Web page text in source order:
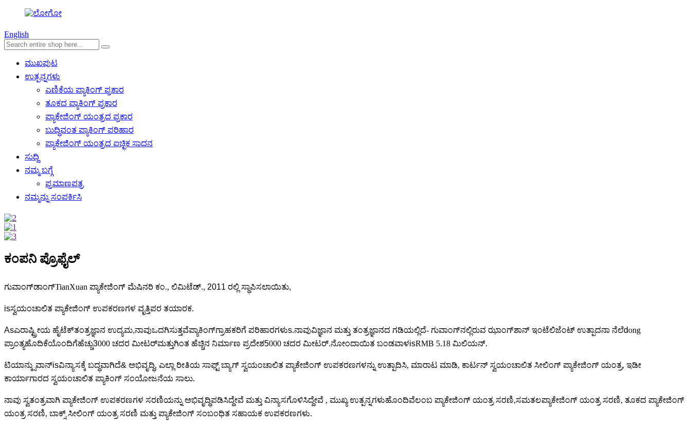
English
ಮುಖಪುಟ
ಉತ್ಪನ್ನಗಳು
ಎಣಿಕೆಯ ಪ್ಯಾಕಿಂಗ್ ಪ್ರಕಾರ
ತೂಕದ ಪ್ಯಾಕಿಂಗ್ ಪ್ರಕಾರ
ಪ್ಯಾಕೇಜಿಂಗ್ ಯಂತ್ರದ ಪ್ರಕಾರ
ಬುದ್ಧಿವಂತ ಪ್ಯಾಕಿಂಗ್ ಪರಿಹಾರ
ಪ್ಯಾಕೇಜಿಂಗ್ ಯಂತ್ರದ ಐಚ್ಛಿಕ ಸಾಧನ
ಸುದ್ದಿ
ನಮ್ಮ ಬಗ್ಗೆ
ಪ್ರಮಾಣಪತ್ರ
ನಮ್ಮನ್ನು ಸಂಪರ್ಕಿಸಿ
ಕಂಪನಿ ಪ್ರೊಫೈಲ್
ಗುವಾಂಗ್‌ಡಾಂಗ್TianXuan ಪ್ಯಾಕೇಜಿಂಗ್ ಮೆಷಿನರಿ ಕಂ., ಲಿಮಿಟೆಡ್., 2011 ರಲ್ಲಿ ಸ್ಥಾಪಿಸಲಾಯಿತು,
isಸ್ವಯಂಚಾಲಿತ ಪ್ಯಾಕೇಜಿಂಗ್ ಉಪಕರಣಗಳ ವೃತ್ತಿಪರ ತಯಾರಕ.
Asಎರಾಷ್ಟ್ರೀಯ ಹೈಟೆಕ್ತಂತ್ರಜ್ಞಾನ ಉದ್ಯಮ,ನಾವುಒದಗಿಸುತ್ತವೆಪ್ಯಾಕಿಂಗ್ಗ್ರಾಹಕರಿಗೆ ಪರಿಹಾರಗಳುs.ನಾವುವಿಜ್ಞಾನ ಮತ್ತು ತಂತ್ರಜ್ಞಾನದ ಗಡಿಯಲ್ಲಿದೆ- ಗುವಾಂಗ್‌ನಲ್ಲಿರುವ ಝಾಂಗ್‌ಶಾನ್ ಇಂಟೆಲಿಜೆಂಟ್ ಉತ್ಪಾದನಾ ನೆಲೆdong
ಪ್ರಾಂತ್ಯಹೊದಿಕೆಯೊಂದಿಗೆಹೆಚ್ಚು3000 ಚದರ ಮೀಟರ್ಮತ್ತುಗಿಂತ ಹೆಚ್ಚಿನ ನಿರ್ಮಾಣ ಪ್ರದೇಶ5000 ಚದರ ಮೀಟರ್.ನೋಂದಾಯಿತ ಬಂಡವಾಳisRMB 5.18 ಮಿಲಿಯನ್.
ಟಿಯಾನ್ಕ್ಸುವಾನ್isವಿನ್ಯಾಸಕ್ಕೆ ಬದ್ಧವಾಗಿದೆ& ಅಭಿವೃದ್ಧಿ, ಎಲ್ಲಾ ರೀತಿಯ ಸಾಫ್ಟ್ ಬ್ಯಾಗ್ ಸ್ವಯಂಚಾಲಿತ ಪ್ಯಾಕೇಜಿಂಗ್ ಉಪಕರಣಗಳನ್ನು ಉತ್ಪಾದಿಸಿ, ಮಾರಾಟ ಮಾಡಿ, ಕಾರ್ಟನ್ ಸ್ವಯಂಚಾಲಿತ ಸೀಲಿಂಗ್ ಪ್ಯಾಕೇಜಿಂಗ್ ಯಂತ್ರ, ಇಡೀ
ಕಾರ್ಯಾಗಾರದ ಸ್ವಯಂಚಾಲಿತ ಪ್ಯಾಕಿಂಗ್ ಸಂಯೋಜನೆಯ ಸಾಲು.
ನಾವು ಸ್ವತಂತ್ರವಾಗಿ ಪ್ಯಾಕೇಜಿಂಗ್ ಉಪಕರಣಗಳ ಸರಣಿಯನ್ನು ಅಭಿವೃದ್ಧಿಪಡಿಸಿದ್ದೇವೆ ಮತ್ತು ವಿನ್ಯಾಸಗೊಳಿಸಿದ್ದೇವೆ , ಮುಖ್ಯ ಉತ್ಪನ್ನಗಳುಹೊಂದಿವೆಲಂಬ ಪ್ಯಾಕೇಜಿಂಗ್ ಯಂತ್ರ ಸರಣಿ,ಸಮತಲಪ್ಯಾಕೇಜಿಂಗ್ ಯಂತ್ರ ಸರಣಿ, ತೂಕದ ಪ್ಯಾಕೇಜಿಂಗ್
ಯಂತ್ರ ಸರಣಿ, ಬಾಕ್ಸ್ ಸೀಲಿಂಗ್ ಯಂತ್ರ ಸರಣಿ ಮತ್ತು ಪ್ಯಾಕೇಜಿಂಗ್ ಸಂಬಂಧಿತ ಸಹಾಯಕ ಉಪಕರಣಗಳು.